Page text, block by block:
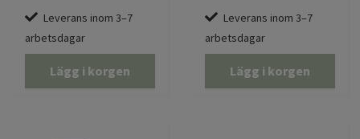
Leverans inom 3–7
arbetsdagar
Lägg i korgen
Leverans inom 3–7
arbetsdagar
Lägg i korgen